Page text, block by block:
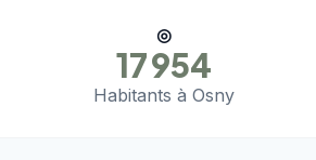
◎
17 954
Habitants à Osny